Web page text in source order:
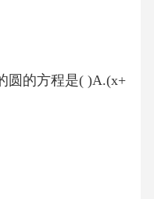
圆的方程是( )A.(x+